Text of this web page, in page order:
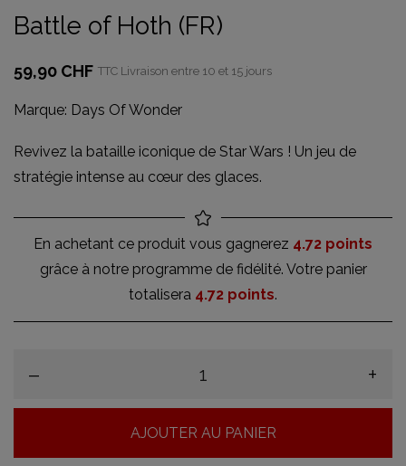
Battle of Hoth (FR)
59,90 CHF TTC Livraison entre 10 et 15 jours
Marque: Days Of Wonder
Revivez la bataille iconique de Star Wars ! Un jeu de
stratégie intense au cœur des glaces.
En achetant ce produit vous gagnerez 4.72 points
grâce à notre programme de fidélité. Votre panier
totalisera 4.72 points.
– +
AJOUTER AU PANIER